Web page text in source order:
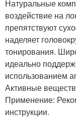
Натуральные
воздействие на
препятствуют
наделяет
тонирования.
идеально
использованием
Активные
Применение:
инструкции.